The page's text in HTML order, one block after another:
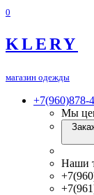
0
KLERY
магазин одежды
+7(960)878-
Мы
Наши